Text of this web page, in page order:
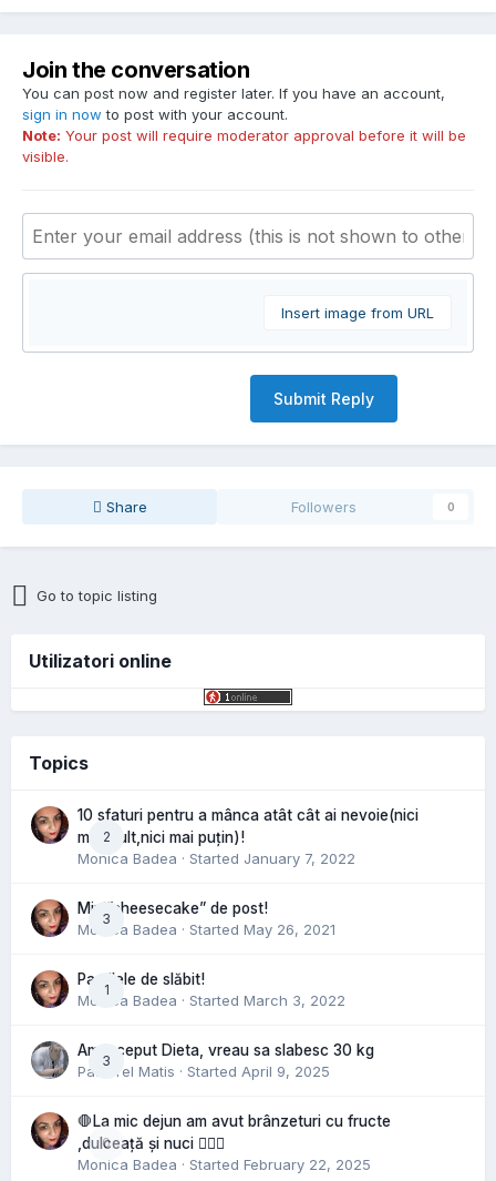
Join the conversation
You can post now and register later. If you have an account,
sign in now to post with your account.
Note: Your post will require moderator approval before it will be
visible.
Insert image from URL
Submit Reply
Share Followers 0
Go to topic listing
Utilizatori online
Topics
2
10 sfaturi pentru a mânca atât cât ai nevoie(nici
mai mult,nici mai puțin)!
Monica Badea · Started January 7, 2022
3
Mini”cheesecake” de post!
Monica Badea · Started May 26, 2021
1
Pastilele de slăbit!
Monica Badea · Started March 3, 2022
3
Am inceput Dieta, vreau sa slabesc 30 kg
Pastorel Matis · Started April 9, 2025
0
🛑La mic dejun am avut brânzeturi cu fructe
,dulceață și nuci 🤷🏻‍♀️
Monica Badea · Started February 22, 2025